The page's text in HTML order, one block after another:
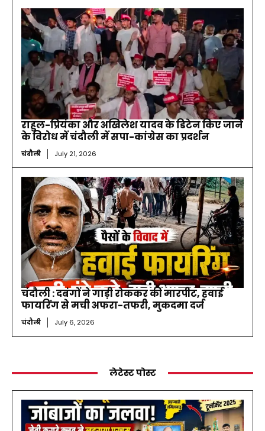
राहुल-प्रियंका और अखिलेश यादव के डिटेन किए जाने
के विरोध में चंदौली में सपा-कांग्रेस का प्रदर्शन
चंदौली July 21, 2026
चंदौली : दबंगों ने गाड़ी रोककर की मारपीट, हवाई
फायरिंग से मची अफरा-तफरी, मुकदमा दर्ज
चंदौली July 6, 2026
लेटेस्ट पोस्ट